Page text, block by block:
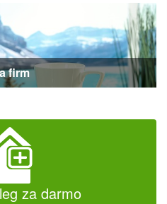
firm
za darmo